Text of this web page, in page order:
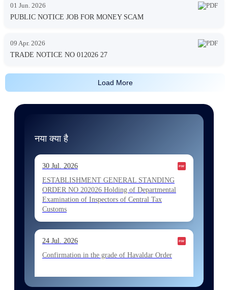
01 Jun. 2026
PUBLIC NOTICE JOB FOR MONEY SCAM
09 Apr. 2026
TRADE NOTICE NO 012026 27
Load More
नया क्या है
30 Jul. 2026
ESTABLISHMENT GENERAL STANDING
ORDER NO 202026 Holding of Departmental
Examination of Inspectors of Central Tax
Customs
24 Jul. 2026
Confirmation in the grade of Havaldar Order